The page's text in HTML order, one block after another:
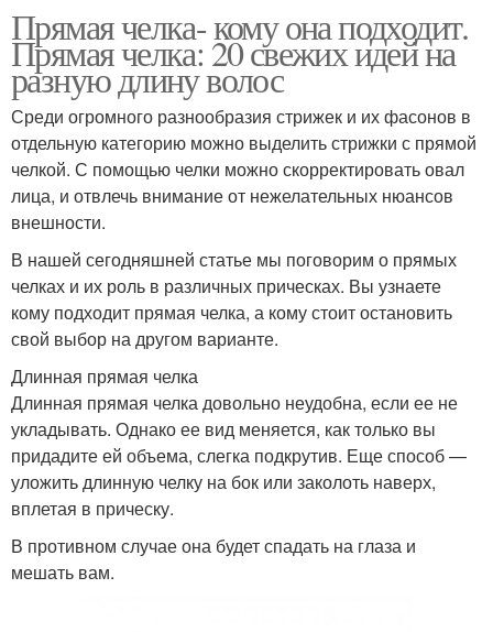
Прямая челка- кому она подходит.
Прямая челка: 20 свежих идей на
разную длину волос
Среди огромного разнообразия стрижек и их фасонов в
отдельную категорию можно выделить стрижки с прямой
челкой. С помощью челки можно скорректировать овал
лица, и отвлечь внимание от нежелательных нюансов
внешности.
В нашей сегодняшней статье мы поговорим о прямых
челках и их роль в различных прическах. Вы узнаете
кому подходит прямая челка, а кому стоит остановить
свой выбор на другом варианте.
Длинная прямая челка
Длинная прямая челка довольно неудобна, если ее не
укладывать. Однако ее вид меняется, как только вы
придадите ей объема, слегка подкрутив. Еще способ —
уложить длинную челку на бок или заколоть наверх,
вплетая в прическу.
В противном случае она будет спадать на глаза и
мешать вам.